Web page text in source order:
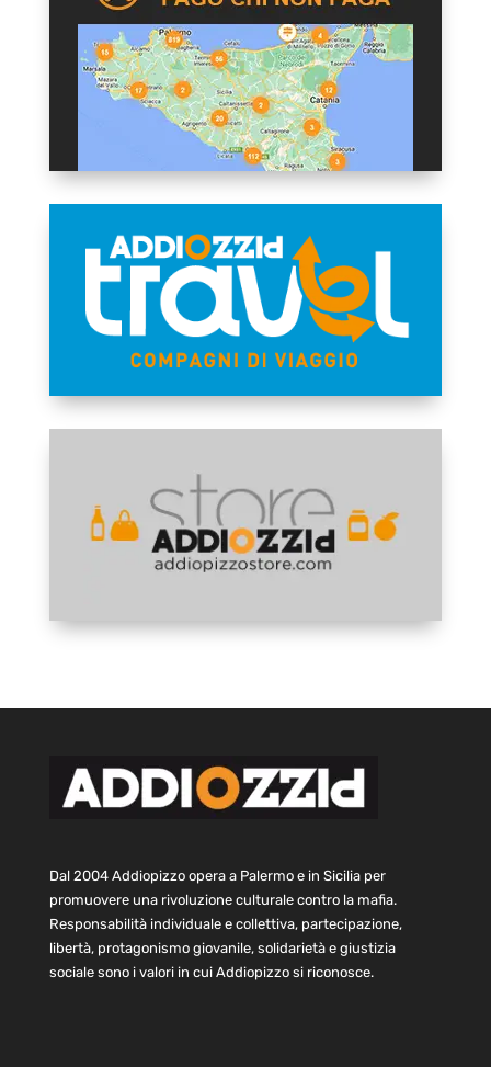
Dal 2004 Addiopizzo opera a Palermo e in Sicilia per
promuovere una rivoluzione culturale contro la mafia.
Responsabilità individuale e collettiva, partecipazione,
libertà, protagonismo giovanile, solidarietà e giustizia
sociale sono i valori in cui Addiopizzo si riconosce.